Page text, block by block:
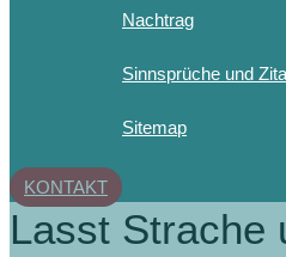
Nachtrag
Sinnsprüche und
Sitemap
KONTAKT
Lasst Strache